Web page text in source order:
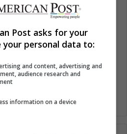
de especies de flora y fauna.
Peñaloza
Suárez
Post asks for your
your personal data to:
and content, advertising and
audience research and
information on a device